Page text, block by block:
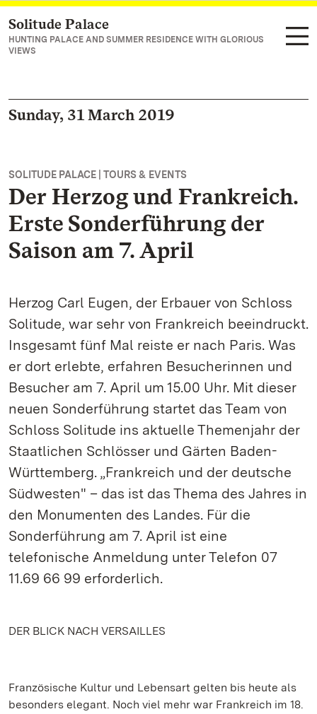
Navigate to main page
Solitude Palace
HUNTING PALACE AND SUMMER RESIDENCE WITH GLORIOUS
VIEWS
Sunday, 31 March 2019
SOLITUDE PALACE | TOURS & EVENTS
Der Herzog und Frankreich.
Erste Sonderführung der
Saison am 7. April
Herzog Carl Eugen, der Erbauer von Schloss
Solitude, war sehr von Frankreich beeindruckt.
Insgesamt fünf Mal reiste er nach Paris. Was
er dort erlebte, erfahren Besucherinnen und
Besucher am 7. April um 15.00 Uhr. Mit dieser
neuen Sonderführung startet das Team von
Schloss Solitude ins aktuelle Themenjahr der
Staatlichen Schlösser und Gärten Baden-
Württemberg. „Frankreich und der deutsche
Südwesten" – das ist das Thema des Jahres in
den Monumenten des Landes. Für die
Sonderführung am 7. April ist eine
telefonische Anmeldung unter Telefon 07
11.69 66 99 erforderlich.
DER BLICK NACH VERSAILLES
Französische Kultur und Lebensart gelten bis heute als
besonders elegant. Noch viel mehr war Frankreich im 18.